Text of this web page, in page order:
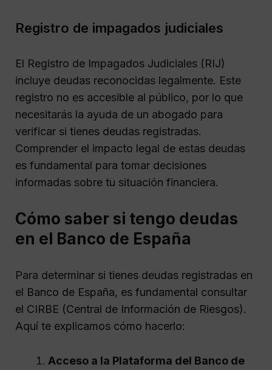
Registro de impagados judiciales
El Registro de Impagados Judiciales (RIJ)
incluye deudas reconocidas legalmente. Este
registro no es accesible al público, por lo que
necesitarás la ayuda de un abogado para
verificar si tienes deudas registradas.
Comprender el impacto legal de estas deudas
es fundamental para tomar decisiones
informadas sobre tu situación financiera.
Cómo saber si tengo deudas
en el Banco de España
Para determinar si tienes deudas registradas en
el Banco de España, es fundamental consultar
el CIRBE (Central de Información de Riesgos).
Aquí te explicamos cómo hacerlo:
Acceso a la Plataforma del Banco de